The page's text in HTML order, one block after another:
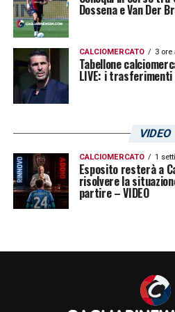
emozioni del percorso
LA PLAYLIST DELLE
Dossena e Van Der
CALCIOMERCATO 3 ore
Tabellone
LIVE: i
VIDEO
CALCIOMERCATO 1
Esposito resterà a
risolvere la
partire – VIDEO